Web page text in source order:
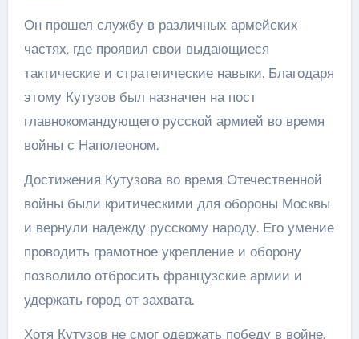
Он прошел службу в различных армейских
частях, где проявил свои выдающиеся
тактические и стратегические навыки. Благодаря
этому Кутузов был назначен на пост
главнокомандующего русской армией во время
войны с Наполеоном.
Достижения Кутузова во время Отечественной
войны были критическими для обороны Москвы
и вернули надежду русскому народу. Его умение
проводить грамотное укрепление и оборону
позволило отбросить французские армии и
удержать город от захвата.
Хотя Кутузов не смог одержать победу в войне,